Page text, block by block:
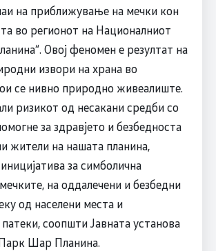
на приближување на мечки кон
во регионот на Националниот
Овој феномен е резултат на
извори на храна во
се нивно природно живеалиште.
ризикот од несакани средби со
за здравјето и безбедноста
жители на нашата планина,
за симболична
на оддалечени и безбедни
од населени места и
соопшти Јавната установа
Шар Планина.